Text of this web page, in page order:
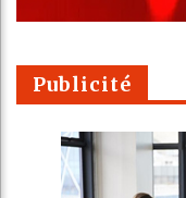
Publicité